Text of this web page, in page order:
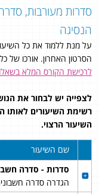
סדרות מעורבות,
הנסיגה
על מנת ללמוד את כל
הסרטון האחרון. אורכו של
לרכישת הקורס המלא בשאלון 805 החל מ- ₪53/חודש לחצו
לצפייה יש לבחור את
רשימת השיעורים לאותו
השיעור הרצוי.
שם השיעור
סדרות - סדרה
הגדרה סדרה